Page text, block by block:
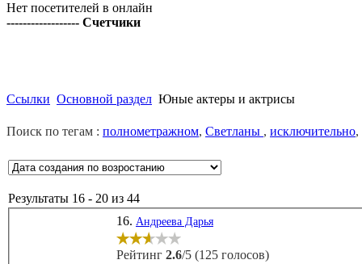
Нет посетителей в онлайн
------------------ Счетчики
Ссылки Основной раздел Юные актеры и актрисы
Поиск по тегам : полнометражном, Светланы , исключительно,
Результаты 16 - 20 из 44
16. Андреева Дарья
Рейтинг 2.6/5 (125 голосов)